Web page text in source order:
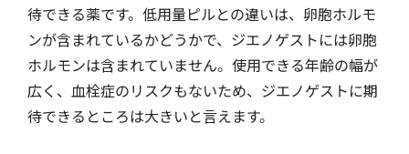
待できる薬です。低用量ピルとの違いは、卵胞ホルモ
ンが含まれているかどうかで、ジエノゲストには卵胞
ホルモンは含まれていません。使用できる年齢の幅が
広く、血栓症のリスクもないため、ジエノゲストに期
待できるところは大きいと言えます。